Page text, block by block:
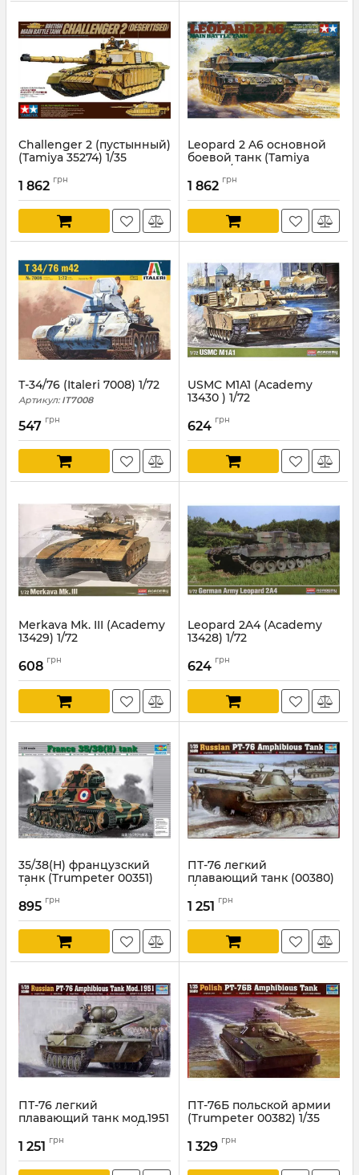
Challenger 2 (пустынный)
(Tamiya 35274) 1/35
1 862 грн
Leopard 2 A6 основной
боевой танк (Tamiya
35271) 1/35
Артикул: TAM35271
1 862 грн
Т-34/76 (Italeri 7008) 1/72
Артикул: IT7008
547 грн
USMC M1A1 (Academy
13430 ) 1/72
624 грн
Merkava Mk. III (Academy
13429) 1/72
608 грн
Leopard 2A4 (Academy
13428) 1/72
624 грн
35/38(H) французский
танк (Trumpeter 00351)
1/35
Артикул:
895 грн
ПТ-76 легкий
плавающий танк (00380)
1/35
Артикул: TR00380
1 251 грн
ПТ-76 легкий
плавающий танк мод.1951
(Trumpeter 00379) 1/35
Артикул: TR00379
1 251 грн
ПТ-76Б польской армии
(Trumpeter 00382) 1/35
1 329 грн